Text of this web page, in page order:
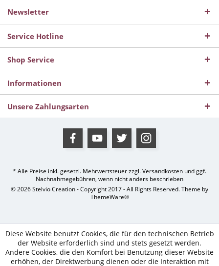
Newsletter
Service Hotline
Shop Service
Informationen
Unsere Zahlungsarten
* Alle Preise inkl. gesetzl. Mehrwertsteuer zzgl.Versandkosten und ggf.
Nachnahmegebühren, wenn nicht anders beschrieben
© 2026 Stelvio Creation - Copyright 2017 - All Rights Reserved. Theme by
ThemeWare®
Diese Website benutzt Cookies, die für den technischen Betrieb
der Website erforderlich sind und stets gesetzt werden.
Andere Cookies, die den Komfort bei Benutzung dieser Website
erhöhen, der Direktwerbung dienen oder die Interaktion mit